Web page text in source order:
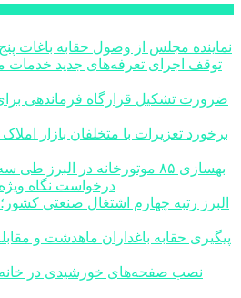
نماینده مجلس از وصول حقابه باغات
بهسازی ۸۵ موتورخانه در البرز طی سه‌ماهه نخست امسال
درخواست نگاه